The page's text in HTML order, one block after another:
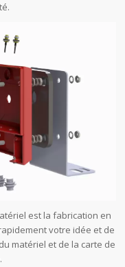
est la fabrication en
votre idée et de
matériel et de la carte de